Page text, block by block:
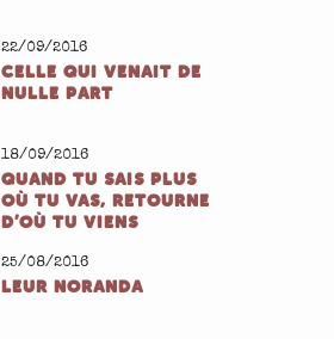
22/09/2016
CELLE QUI VENAIT DE
NULLE PART
18/09/2016
QUAND TU SAIS PLUS
OÙ TU VAS, RETOURNE
D’OÙ TU VIENS
25/08/2016
LEUR NORANDA